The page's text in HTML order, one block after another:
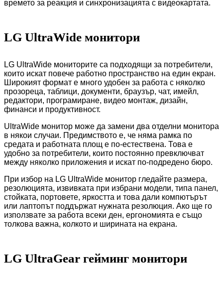
времето за реакция и синхронизацията с видеокартата.
LG UltraWide монитори
LG UltraWide мониторите са подходящи за потребители,
които искат повече работно пространство на един екран.
Широкият формат е много удобен за работа с няколко
прозореца, таблици, документи, браузър, чат, имейл,
редактори, програмиране, видео монтаж, дизайн,
финанси и продуктивност.
UltraWide монитор може да замени два отделни монитора
в някои случаи. Предимството е, че няма рамка по
средата и работната площ е по-естествена. Това е
удобно за потребители, които постоянно превключват
между няколко приложения и искат по-подредено бюро.
При избор на LG UltraWide монитор гледайте размера,
резолюцията, извивката при избрани модели, типа панел,
стойката, портовете, яркостта и това дали компютърът
или лаптопът поддържат нужната резолюция. Ако ще го
използвате за работа всеки ден, ергономията е също
толкова важна, колкото и ширината на екрана.
LG UltraGear гейминг монитори